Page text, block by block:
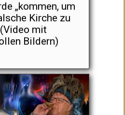
„kommen, um
Kirche zu
mit
Bildern)